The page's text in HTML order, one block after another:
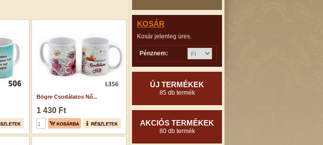
Bögre Csodálatos Nő...
1 430 Ft
KOSÁR
Kosár jelenleg üres.
Pénznem:
ÚJ TERMÉKEK
85 db termék
AKCIÓS TERMÉKEK
80 db termék